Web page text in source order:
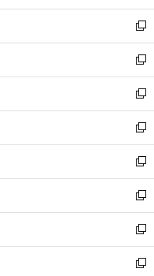
開
く
ウ
で
開
く
ン
ド
ウ
で
開
く
ウ
ィ
ン
ド
ウ
で
開
く
新
し
い
ウ
ィ
ン
ド
ウ
で
開
く
新
し
い
ウ
ィ
ン
ド
ウ
で
開
く
新
し
い
ウ
ィ
ン
ド
ウ
で
開
く
新
し
い
ウ
ィ
ン
ド
ウ
で
新
し
い
ウ
ィ
ン
ド
新
し
い
ウ
ィ
新
し
い
新